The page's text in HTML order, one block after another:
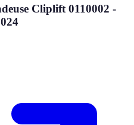
Cliplift 0110002 -